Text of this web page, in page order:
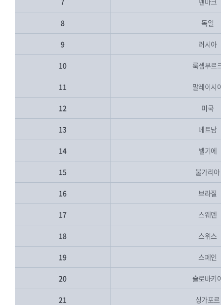
8 독일
9 러시아
10 룩셈부르
11 말레이시
12 미국
13 베트남
14 벨기에
15 불가리아
16 브라질
17 스웨덴
18 스위스
19 스페인
20 슬로바키
21 싱가포르